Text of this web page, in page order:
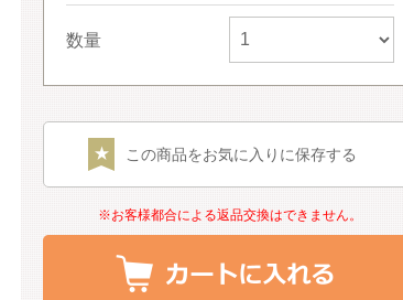
数量
この商品をお気に入りに保存する
※お客様都合による返品交換はできません。